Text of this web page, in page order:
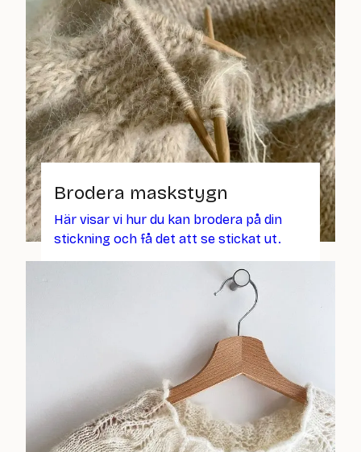
Brodera maskstygn
Här visar vi hur du kan brodera på din
stickning och få det att se stickat ut.